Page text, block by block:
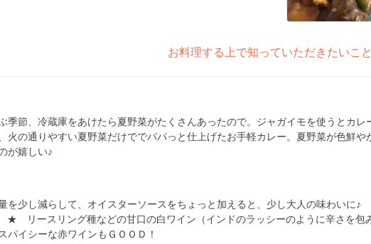
お料理する上で知っていただきたいこと
季節、冷蔵庫をあけたら夏野菜がたくさんあったので。ジャガイモを使うとカレ
火の通りやすい夏野菜だけででパパっと仕上げたお手軽カレー。夏野菜が色鮮や
が嬉しい♪
を少し減らして、オイスターソースをちょっと加えると、少し大人の味わいに♪
ースリング種などの甘口の白ワイン（インドのラッシーのように辛さを包
パイシーな赤ワインもＧＯＯＤ！